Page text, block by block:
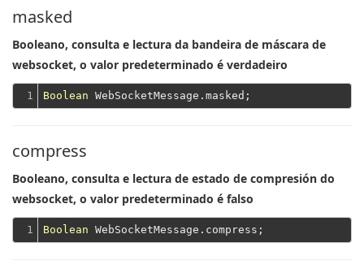
masked
Booleano, consulta e lectura da bandeira de máscara de
websocket, o valor predeterminado é verdadeiro
1 Boolean
compress
Booleano, consulta e lectura de estado de compresión do
websocket, o valor predeterminado é falso
1 Boolean